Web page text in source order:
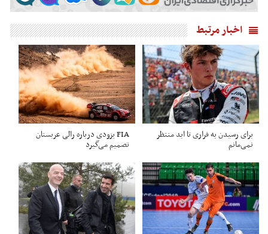
اخبار مرتبط
برای رسیدن به فراری تا ابد منتظر
نمی‌مانم
FIA یزودی درباره رالی عربستان
تصمیم می‌گیرد